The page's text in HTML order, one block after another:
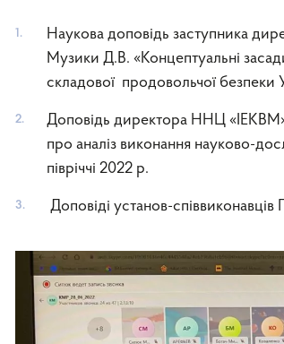
Наукова доповідь заступника
Музики Д.В. «Концептуальні
складової продовольчої безпеки
Доповідь директора ННЦ
про аналіз виконання науково-
півріччі 2022 р.
Доповіді установ-